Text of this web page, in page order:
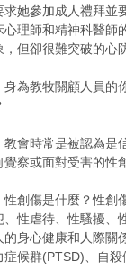
求她參加成人禮拜並
心理師和精神科醫師
，但卻很難突破的心
教牧關顧人員的你
時常是被認為是信
覺察或面對受害的性
傷是什麼？性創傷
、性虐待、性騷擾、
的身心健康和人際關
症候群(PTSD)、自